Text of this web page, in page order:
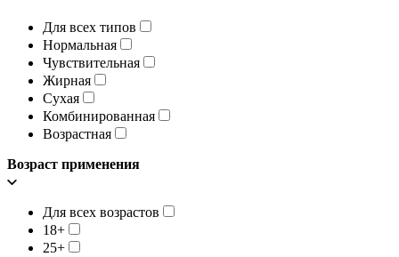
Для всех типов
Нормальная
Чувствительная
Жирная
Сухая
Комбинированная
Возрастная
Возраст применения
Для всех возрастов
18+
25+